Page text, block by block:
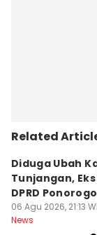
Related
Diduga Ubah
Tunjangan,
DPRD
Tersangka
06 Agu 2026, 21:13
News